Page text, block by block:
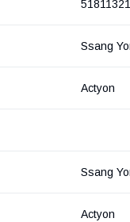
Ssang
Actyon
Ssang
Actyon